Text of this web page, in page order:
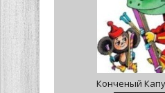
Конченый